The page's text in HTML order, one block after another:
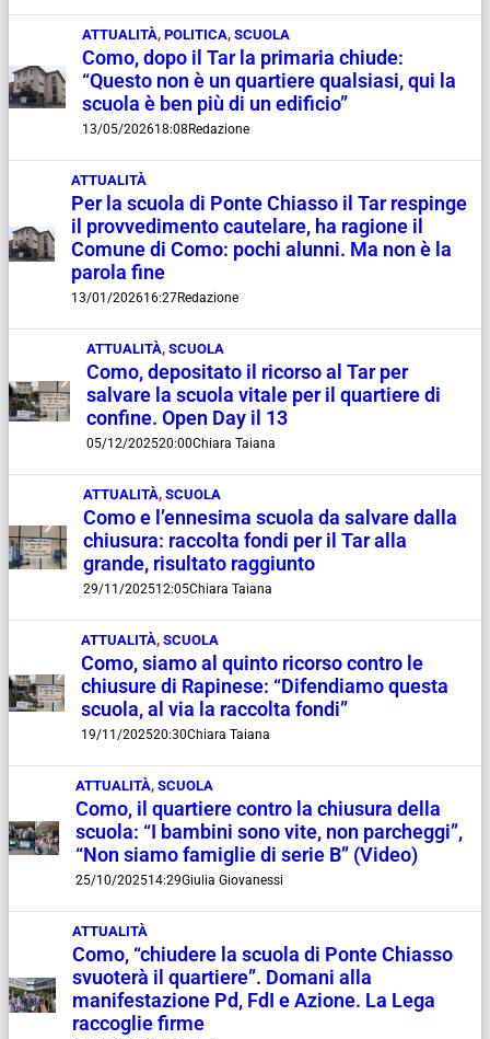
ATTUALITÀ, POLITICA, SCUOLA
Como, dopo il Tar la primaria chiude:
“Questo non è un quartiere qualsiasi, qui la
scuola è ben più di un edificio”
13/05/202618:08Redazione
ATTUALITÀ
Per la scuola di Ponte Chiasso il Tar respinge
il provvedimento cautelare, ha ragione il
Comune di Como: pochi alunni. Ma non è la
parola fine
13/01/202616:27Redazione
ATTUALITÀ,SCUOLA
Como, depositato il ricorso al Tar per
salvare la scuola vitale per il quartiere di
confine. Open Day il 13
05/12/202520:00Chiara Taiana
ATTUALITÀ,SCUOLA
Como e l’ennesima scuola da salvare dalla
chiusura: raccolta fondi per il Tar alla
grande, risultato raggiunto
29/11/202512:05Chiara Taiana
ATTUALITÀ,SCUOLA
Como, siamo al quinto ricorso contro le
chiusure di Rapinese: “Difendiamo questa
scuola, al via la raccolta fondi”
19/11/202520:30Chiara Taiana
ATTUALITÀ,SCUOLA
Como, il quartiere contro la chiusura della
scuola: “I bambini sono vite, non parcheggi”,
“Non siamo famiglie di serie B” (Video)
25/10/202514:29Giulia Giovanessi
ATTUALITÀ
Como, “chiudere la scuola di Ponte Chiasso
svuoterà il quartiere”. Domani alla
manifestazione Pd, FdI e Azione. La Lega
raccoglie firme